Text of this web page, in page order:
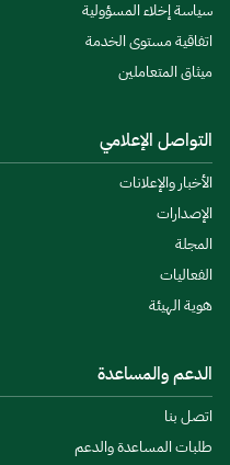
سياسة إخلاء المسؤولية
اتفاقية مستوى الخدمة
ميثاق المتعاملين
التواصل الإعلامي
الأخبار والإعلانات
الإصدارات
المجلة
الفعاليات
هوية الهيئة
الدعم والمساعدة
اتصل بنا
طلبات المساعدة والدعم